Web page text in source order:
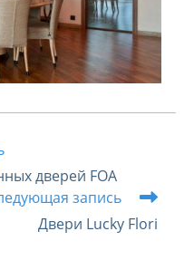
дверей FOA
запись
Двери Lucky Flori